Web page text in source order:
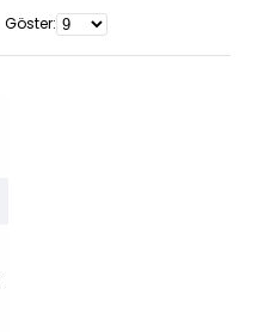
Göster: